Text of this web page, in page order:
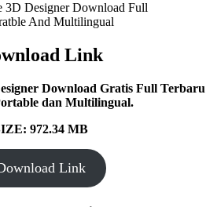
Link
Download Gratis Full Terbaru
dan Multilingual.
972.34 MB
Link